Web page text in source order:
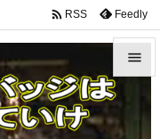

 RSS Feedly